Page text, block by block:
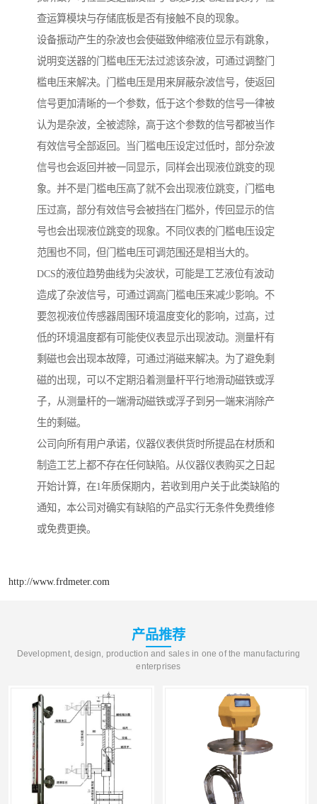
查运算模块与存储底板是否有接触不良的现象。
设备振动产生的杂波也会使磁致伸缩液位显示有跳象，
说明变送器的门槛电压无法过滤该杂波，可通过调整门
槛电压来解决。门槛电压是用来屏蔽杂波信号，使返回
信号更加清晰的一个参数，低于这个参数的信号一律被
认为是杂波，全被滤除，高于这个参数的信号都被当作
有效信号全部返回。当门槛电压设定过低时，部分杂波
信号也会返回并被一同显示，同样会出现液位跳变的现
象。并不是门槛电压高了就不会出现液位跳变，门槛电
压过高，部分有效信号会被挡在门槛外，传回显示的信
号也会出现液位跳变的现象。不同仪表的门槛电压设定
范围也不同，但门槛电压可调范围还是相当大的。
DCS的液位趋势曲线为尖波状，可能是工艺液位有波动
造成了杂波信号，可通过调高门槛电压来减少影响。不
要忽视液位传感器周围环境温度变化的影响，过高，过
低的环境温度都有可能使仪表显示出现波动。测量杆有
剩磁也会出现本故障，可通过消磁来解决。为了避免剩
磁的出现，可以不定期沿着测量杆平行地滑动磁铁或浮
子，从测量杆的一端滑动磁铁或浮子到另一端来消除产
生的剩磁。
公司向所有用户承诺，仪器仪表供货时所提品在材质和
制造工艺上都不存在任何缺陷。从仪器仪表购买之日起
开始计算，在1年质保期内，若收到用户关于此类缺陷的
通知，本公司对确实有缺陷的产品实行无条件免费维修
或免费更换。
http://www.frdmeter.com
产品推荐
Development, design, production and sales in one of the manufacturing
enterprises